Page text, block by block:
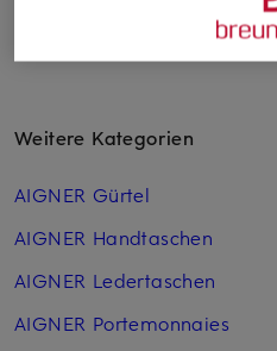
Weitere Kategorien
AIGNER Gürtel
AIGNER Handtaschen
AIGNER Leder­taschen
AIGNER Portemonnaies